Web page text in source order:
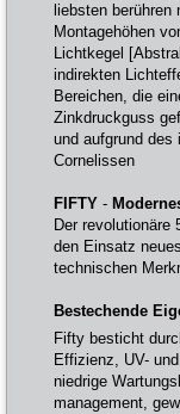
liebsten
Montagehöhen
Lichtkegel
indirekten
Bereichen, die
Zinkdruckguss
und aufgrund des
Cornelissen
FIFTY -
Der revolutionäre
den Einsatz
technischen
Bestechende
Fifty besticht
Effizienz, UV-
niedrige
management,